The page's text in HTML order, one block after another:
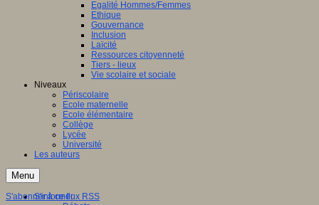
Egalité Hommes/Femmes
Ethique
Gouvernance
Inclusion
Laïcité
Ressources citoyenneté
Tiers - lieux
Vie scolaire et sociale
Niveaux
Périscolaire
Ecole maternelle
Ecole élémentaire
Collège
Lycée
Université
Les auteurs
Menu
S'informer
S'abonner à ce flux RSS